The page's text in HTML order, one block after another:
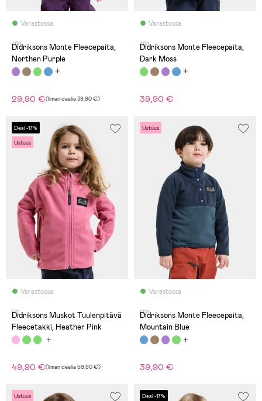
Varastossa
(0)
Didriksons Monte Fleecepaita,
Northen Purple
29,90 €(Ilman dealia39,90 €)
Varastossa
(0)
Didriksons Monte Fleecepaita,
Dark Moss
39,90 €
Deal -17%
Uutuus
Varastossa
(1)
Didriksons Muskot Tuulenpitävä
Fleecetakki, Heather Pink
49,90 €(Ilman dealia59,90 €)
Uutuus
Varastossa
(0)
Didriksons Monte Fleecepaita,
Mountain Blue
39,90 €
Uutuus Deal -17%